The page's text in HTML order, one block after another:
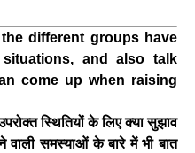
different groups have
and also talk
come up when raising
स्थितियों के लिए क्या सुझाव
वाली समस्याओं के बारे में भी बात